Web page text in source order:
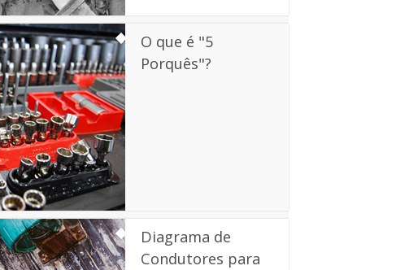
O que é "5
Porquês"?
Diagrama de
Condutores para